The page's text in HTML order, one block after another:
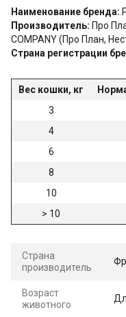
Наименование бренда:
Производитель: Про
COMPANY (Про План,
Страна регистрации
Вес кошки, кг
3
4
6
8
10
> 10
Страна
производитель
Возраст
животного